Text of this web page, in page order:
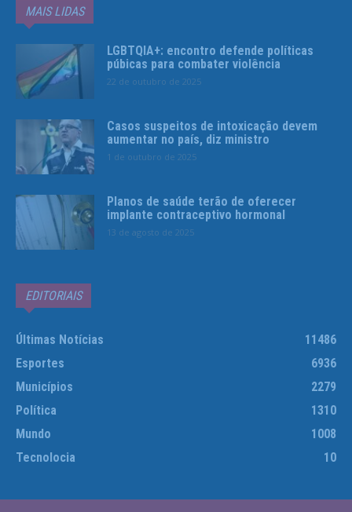
MAIS LIDAS
LGBTQIA+: encontro defende políticas
púbicas para combater violência
22 de outubro de 2025
Casos suspeitos de intoxicação devem
aumentar no país, diz ministro
1 de outubro de 2025
Planos de saúde terão de oferecer
implante contraceptivo hormonal
13 de agosto de 2025
EDITORIAIS
Últimas Notícias
11486
Esportes
6936
Municípios
2279
Política
1310
Mundo
1008
Tecnolocia
10